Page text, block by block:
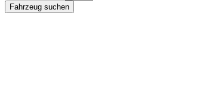
Fahrzeug suchen